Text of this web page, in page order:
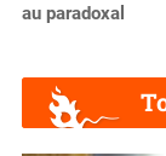
au paradoxal